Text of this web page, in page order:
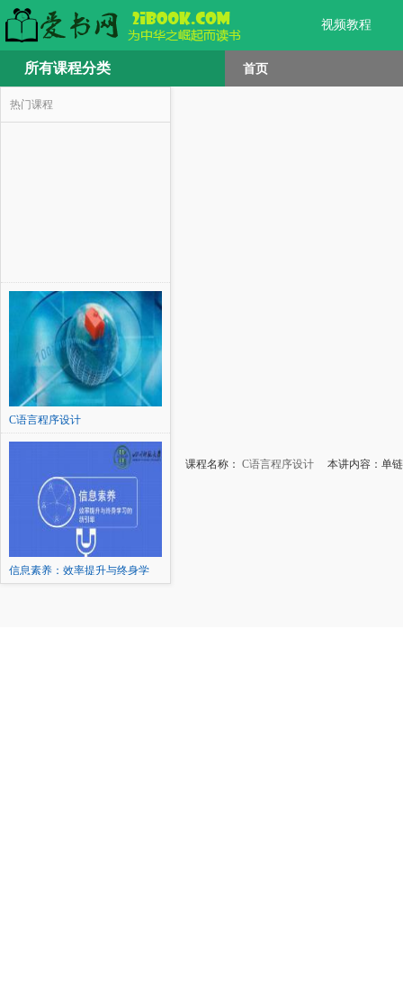
视频教程
所有课程分类 首页
热门课程
C语言程序设计
信息素养：效率提升与终身学
课程名称： C语言程序设计 本讲内容：单